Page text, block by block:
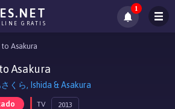
GRATIS
1
Asakura
Asakura
くら, Ishida & Asakura
TV 2013